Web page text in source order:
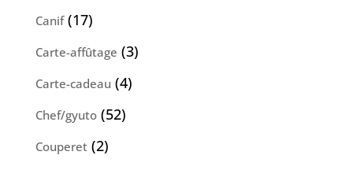
produits
Canif 1717
produits
Carte-affûtage 33
Carte-cadeau 44
Chef/gyuto 5252
Couperet 22